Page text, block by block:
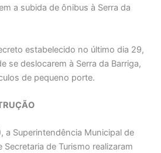
a subida de ônibus à Serra da
estabelecido no último dia 29,
se deslocarem à Serra da Barriga,
de pequeno porte.
a Superintendência Municipal de
de Turismo realizaram